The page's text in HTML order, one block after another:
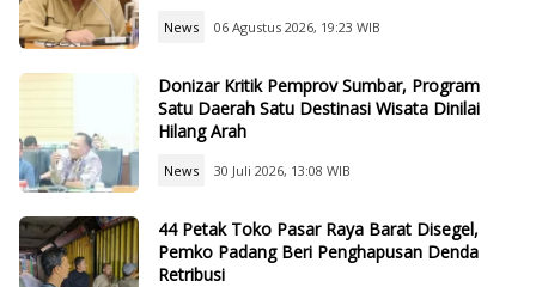
News 06 Agustus 2026, 19:23 WIB
Donizar Kritik Pemprov Sumbar, Program
Satu Daerah Satu Destinasi Wisata Dinilai
Hilang Arah
News 30 Juli 2026, 13:08 WIB
44 Petak Toko Pasar Raya Barat Disegel,
Pemko Padang Beri Penghapusan Denda
Retribusi